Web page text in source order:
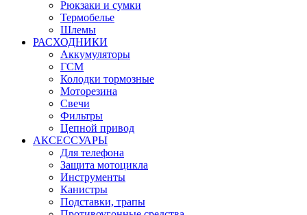
Рюкзаки и сумки
Термобелье
Шлемы
РАСХОДНИКИ
Аккумуляторы
ГСМ
Колодки тормозные
Моторезина
Свечи
Фильтры
Цепной привод
АКСЕССУАРЫ
Для телефона
Защита мотоцикла
Инструменты
Канистры
Подставки, трапы